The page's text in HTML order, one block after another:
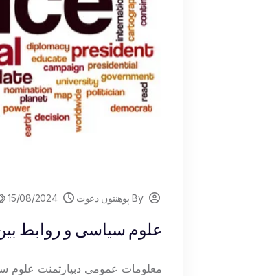
By پوهنتون دعوت 15/08/2024
علوم سیاسی و روابط
معلومات عمومی دبپارتمنت علوم